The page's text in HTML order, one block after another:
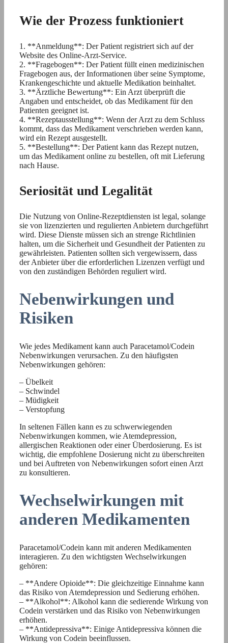
Wie der Prozess funktioniert
1. **Anmeldung**: Der Patient registriert sich auf der
Website des Online-Arzt-Service.
2. **Fragebogen**: Der Patient füllt einen medizinischen
Fragebogen aus, der Informationen über seine Symptome,
Krankengeschichte und aktuelle Medikation beinhaltet.
3. **Ärztliche Bewertung**: Ein Arzt überprüft die
Angaben und entscheidet, ob das Medikament für den
Patienten geeignet ist.
4. **Rezeptausstellung**: Wenn der Arzt zu dem Schluss
kommt, dass das Medikament verschrieben werden kann,
wird ein Rezept ausgestellt.
5. **Bestellung**: Der Patient kann das Rezept nutzen,
um das Medikament online zu bestellen, oft mit Lieferung
nach Hause.
Seriosität und Legalität
Die Nutzung von Online-Rezeptdiensten ist legal, solange
sie von lizenzierten und regulierten Anbietern durchgeführt
wird. Diese Dienste müssen sich an strenge Richtlinien
halten, um die Sicherheit und Gesundheit der Patienten zu
gewährleisten. Patienten sollten sich vergewissern, dass
der Anbieter über die erforderlichen Lizenzen verfügt und
von den zuständigen Behörden reguliert wird.
Nebenwirkungen und
Risiken
Wie jedes Medikament kann auch Paracetamol/Codein
Nebenwirkungen verursachen. Zu den häufigsten
Nebenwirkungen gehören:
– Übelkeit
– Schwindel
– Müdigkeit
– Verstopfung
In seltenen Fällen kann es zu schwerwiegenden
Nebenwirkungen kommen, wie Atemdepression,
allergischen Reaktionen oder einer Überdosierung. Es ist
wichtig, die empfohlene Dosierung nicht zu überschreiten
und bei Auftreten von Nebenwirkungen sofort einen Arzt
zu konsultieren.
Wechselwirkungen mit
anderen Medikamenten
Paracetamol/Codein kann mit anderen Medikamenten
interagieren. Zu den wichtigsten Wechselwirkungen
gehören:
– **Andere Opioide**: Die gleichzeitige Einnahme kann
das Risiko von Atemdepression und Sedierung erhöhen.
– **Alkohol**: Alkohol kann die sedierende Wirkung von
Codein verstärken und das Risiko von Nebenwirkungen
erhöhen.
– **Antidepressiva**: Einige Antidepressiva können die
Wirkung von Codein beeinflussen.